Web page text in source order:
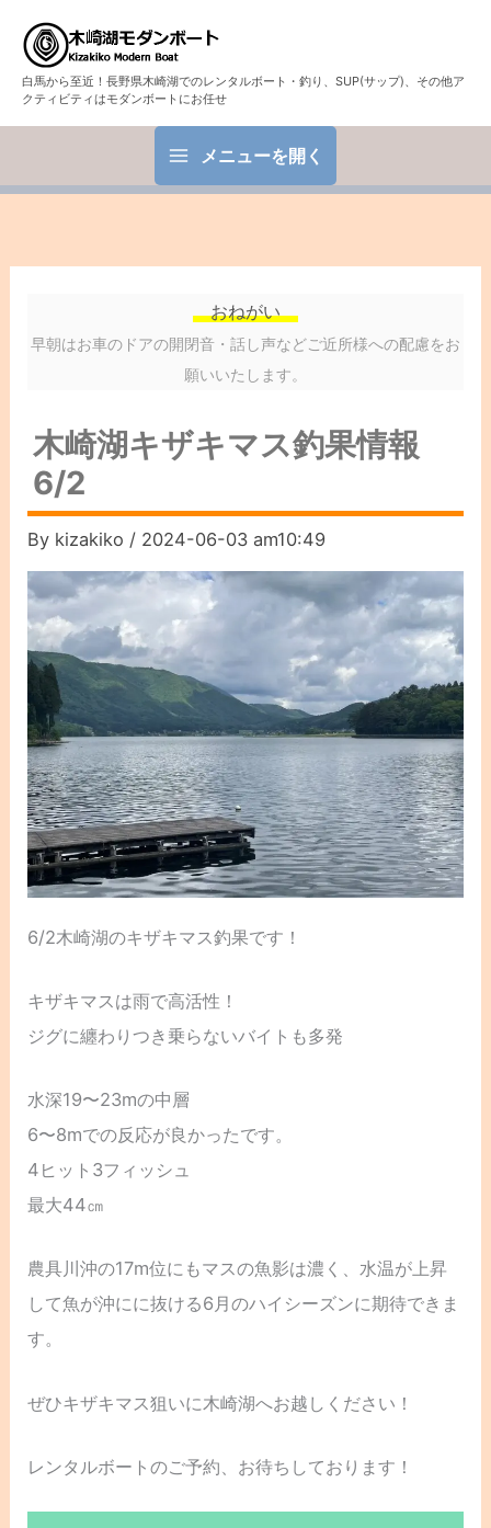
白馬から至近！長野県木崎湖でのレンタルボート・釣り、SUP(サップ)、その他ア
クティビティはモダンボートにお任せ
メニューを開く
おねがい
早朝はお車のドアの開閉音・話し声などご近所様への配慮をお
願いいたします。
木崎湖キザキマス釣果情報
6/2
By kizakiko / 2024-06-03 am10:49
6/2木崎湖のキザキマス釣果です！
キザキマスは雨で高活性！
ジグに纏わりつき乗らないバイトも多発
水深19〜23mの中層
6〜8mでの反応が良かったです。
4ヒット3フィッシュ
最大44㎝
農具川沖の17m位にもマスの魚影は濃く、水温が上昇
して魚が沖にに抜ける6月のハイシーズンに期待できま
す。
ぜひキザキマス狙いに木崎湖へお越しください！
レンタルボートのご予約、お待ちしております！